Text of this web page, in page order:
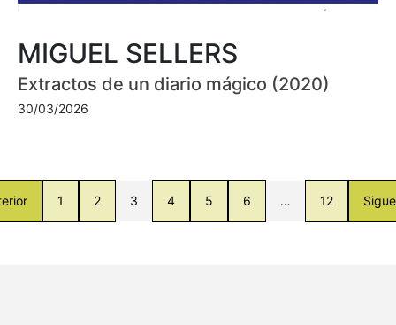
MIGUEL SELLERS
Extractos de un diario mágico (2020)
30/03/2026
1 2 3 4 5 6 … 12